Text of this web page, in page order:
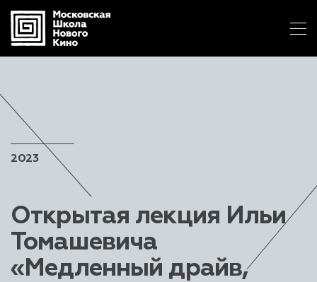
2023
Открытая лекция Ильи
Томашевича
«Медленный драйв,